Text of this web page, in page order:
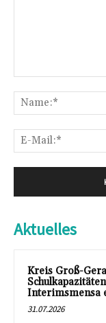
Aktuelles
Kreis Groß-
Interimsmensa
31.07.2026